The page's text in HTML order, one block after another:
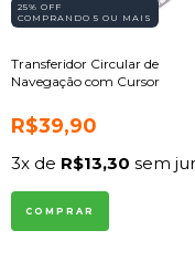
25% OFF
COMPRANDO 5 OU MAIS
Transferidor Circular de
Navegação com Cursor
R$39,90
3x de R$13,30 sem